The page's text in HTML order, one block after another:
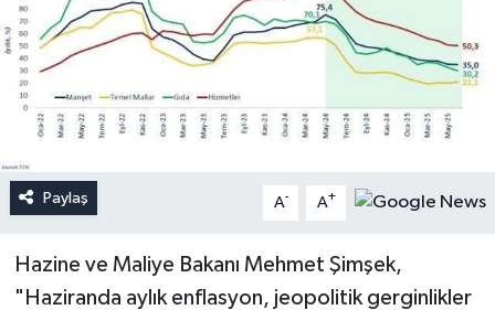
Paylaş A- A+
Hazine ve Maliye Bakanı Mehmet Şimşek,
"Haziranda aylık enflasyon, jeopolitik gerginlikler